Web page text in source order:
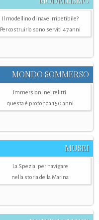
Il modellino di nave irripetibile?
Per costruirlo sono serviti 47 anni
MONDO SOMMERSO
Immersioni nei relitti:
questa è profonda 150 anni
MUSEI
La Spezia. per navigare
nella storia della Marina